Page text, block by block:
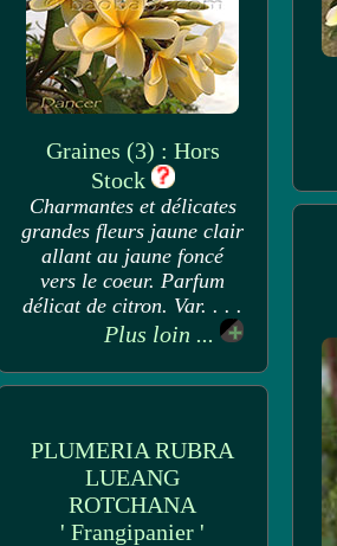
Graines (3) : Hors
Stock
Charmantes et délicates
grandes fleurs jaune clair
allant au jaune foncé
vers le coeur. Parfum
délicat de citron. Var. . . .
Plus loin ...
PLUMERIA RUBRA
LUEANG
ROTCHANA
' Frangipanier '